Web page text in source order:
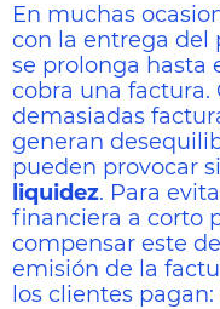
En muchas
con la entrega del
se prolonga hasta
cobra una factura.
demasiadas
generan
pueden provocar
liquidez. Para
financiera a corto
compensar este
emisión de la
los clientes